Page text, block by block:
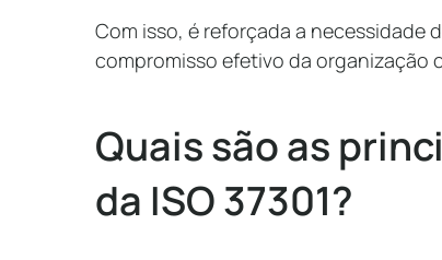
Com isso, é reforçada a necessidade
compromisso efetivo da organização
Quais são as
da ISO 37301?